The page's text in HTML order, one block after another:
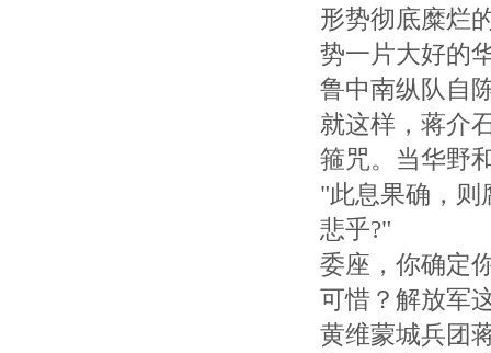
形势彻底糜烂
势一片大好的
鲁中南纵队自
就这样，蒋介
箍咒。当华野
"此息果确，则
悲乎?"
委座，你确定
可惜？解放军
黄维蒙城兵团